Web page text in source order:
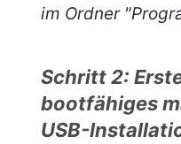
im Ordner
Schritt 2:
bootfähiges
USB-